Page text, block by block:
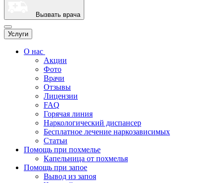
Вызвать врача
Услуги
О нас
Акции
Фото
Врачи
Отзывы
Лицензии
FAQ
Горячая линия
Наркологический диспансер
Бесплатное лечение наркозависимых
Статьи
Помощь при похмелье
Капельница от похмелья
Помощь при запое
Вывод из запоя